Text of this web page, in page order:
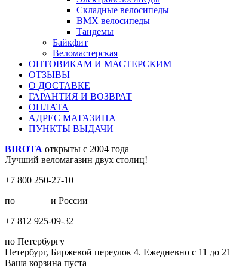
Складные велосипеды
BMX велосипеды
Тандемы
Байкфит
Веломастерская
ОПТОВИКАМ И МАСТЕРСКИМ
ОТЗЫВЫ
О ДОСТАВКЕ
ГАРАНТИЯ И ВОЗВРАТ
ОПЛАТА
АДРЕС МАГАЗИНА
ПУНКТЫ ВЫДАЧИ
BIROTA открыты с 2004 года
Лучший веломагазин двух столиц!
+7 800 250-27-10
по
и России
+7 812 925-09-32
по Петербургу
Петербург, Биржевой переулок 4. Ежедневно с 11 до 21
Ваша корзина пуста